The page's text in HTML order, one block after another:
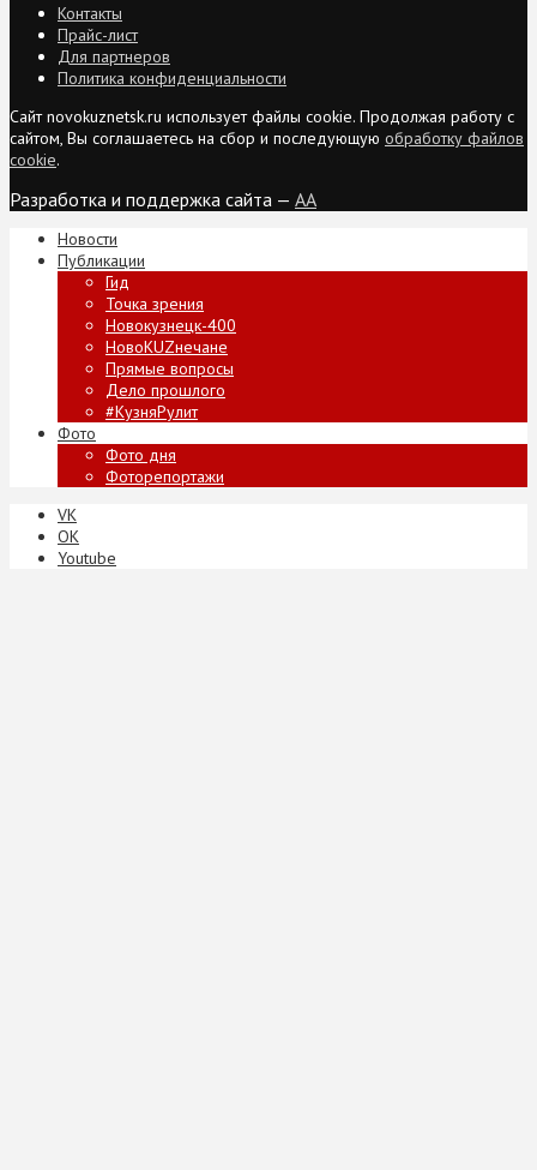
Контакты
Прайс-лист
Для партнеров
Политика конфиденциальности
Сайт novokuznetsk.ru использует файлы cookie. Продолжая работу с
сайтом, Вы соглашаетесь на сбор и последующую обработку файлов
cookie.
Разработка и поддержка сайта — AA
Новости
Публикации
Гид
Точка зрения
Новокузнецк-400
НовоKUZнечане
Прямые вопросы
Дело прошлого
#КузняРулит
Фото
Фото дня
Фоторепортажи
VK
ОК
Youtube